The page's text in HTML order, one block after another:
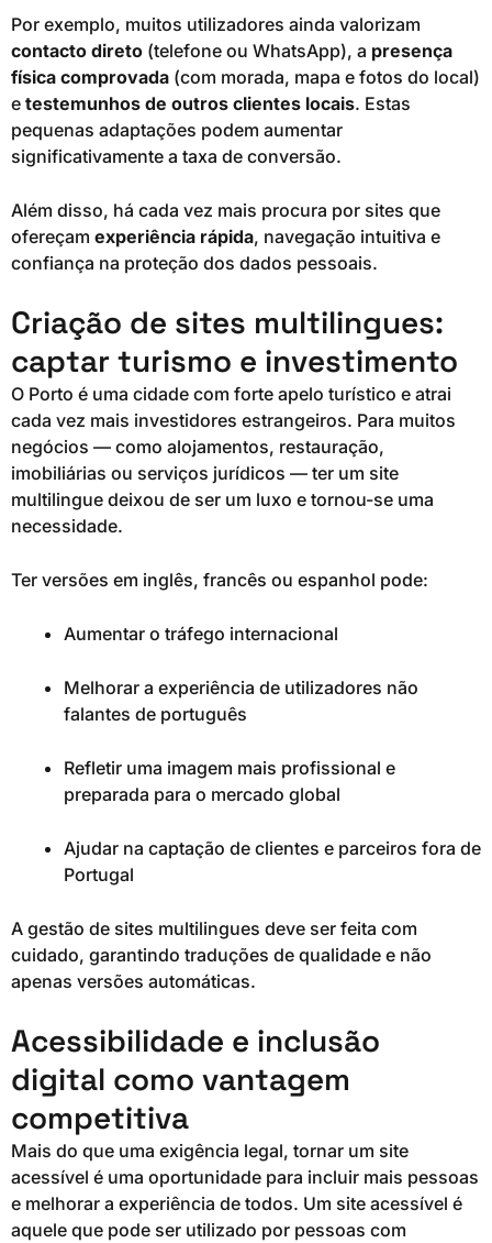
Por exemplo, muitos utilizadores ainda valorizam
contacto direto (telefone ou WhatsApp), a presença
física comprovada (com morada, mapa e fotos do local)
e testemunhos de outros clientes locais. Estas
pequenas adaptações podem aumentar
significativamente a taxa de conversão.
Além disso, há cada vez mais procura por sites que
ofereçam experiência rápida, navegação intuitiva e
confiança na proteção dos dados pessoais.
Criação de sites multilingues:
captar turismo e investimento
O Porto é uma cidade com forte apelo turístico e atrai
cada vez mais investidores estrangeiros. Para muitos
negócios — como alojamentos, restauração,
imobiliárias ou serviços jurídicos — ter um site
multilingue deixou de ser um luxo e tornou-se uma
necessidade.
Ter versões em inglês, francês ou espanhol pode:
Aumentar o tráfego internacional
Melhorar a experiência de utilizadores não
falantes de português
Refletir uma imagem mais profissional e
preparada para o mercado global
Ajudar na captação de clientes e parceiros fora de
Portugal
A gestão de sites multilingues deve ser feita com
cuidado, garantindo traduções de qualidade e não
apenas versões automáticas.
Acessibilidade e inclusão
digital como vantagem
competitiva
Mais do que uma exigência legal, tornar um site
acessível é uma oportunidade para incluir mais pessoas
e melhorar a experiência de todos. Um site acessível é
aquele que pode ser utilizado por pessoas com